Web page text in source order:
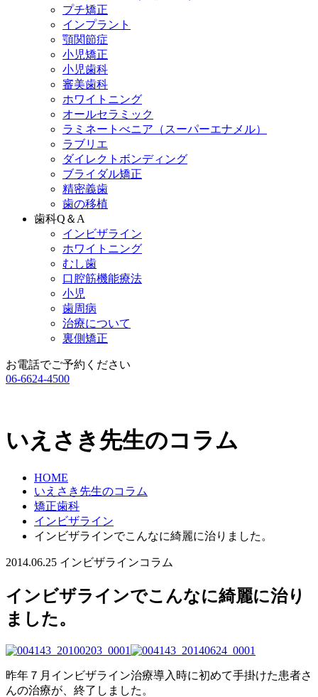
プチ矯正
インプラント
顎関節症
小児矯正
小児歯科
審美歯科
ホワイトニング
オールセラミック
ラミネートべニア （スーパーエナメル）
ラブリエ
ダイレクトボンディング
ブライダル矯正
精密義歯
歯の移植
歯科Q＆A
インビザライン
ホワイトニング
むし歯
口腔筋機能療法
小児
歯周病
治療について
裏側矯正
お電話でご予約ください
06-6624-4500
いえさき先生のコラム
HOME
いえさき先生のコラム
矯正歯科
インビザライン
インビザラインでこんなに綺麗に治りました。
2014.06.25 インビザラインコラム
インビザラインでこんなに綺麗に治り
ました。
昨年７月インビザライン治療導入時に初めて手掛けた患者さ
んの治療が、終了しました。